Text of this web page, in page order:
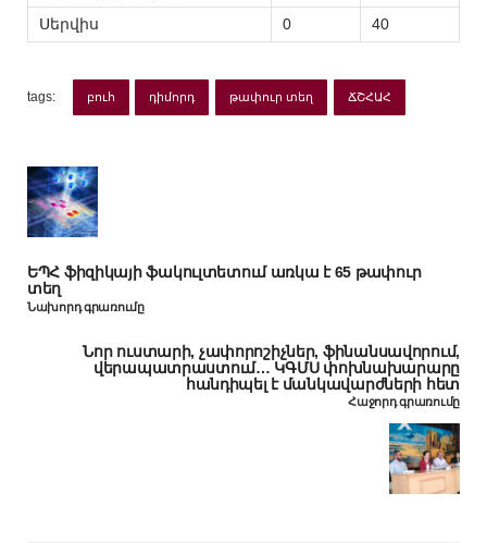
Սերվիս
0 40
tags: բուհ դիմորդ թափուր տեղ ՃՇՀԱՀ
ԵՊՀ ֆիզիկայի ֆակուլտետում առկա է 65 թափուր
տեղ
Նախորդ գրառումը
Նոր ուստարի, չափորոշիչներ, ֆինանսավորում,
վերապատրաստում… ԿԳՄՍ փոխնախարարը
հանդիպել է մանկավարժների հետ
Հաջորդ գրառումը